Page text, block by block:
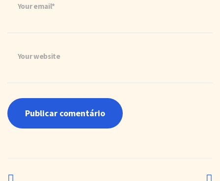
Your email*
Your website